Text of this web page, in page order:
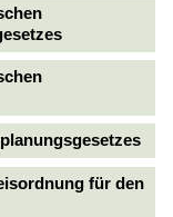
für den